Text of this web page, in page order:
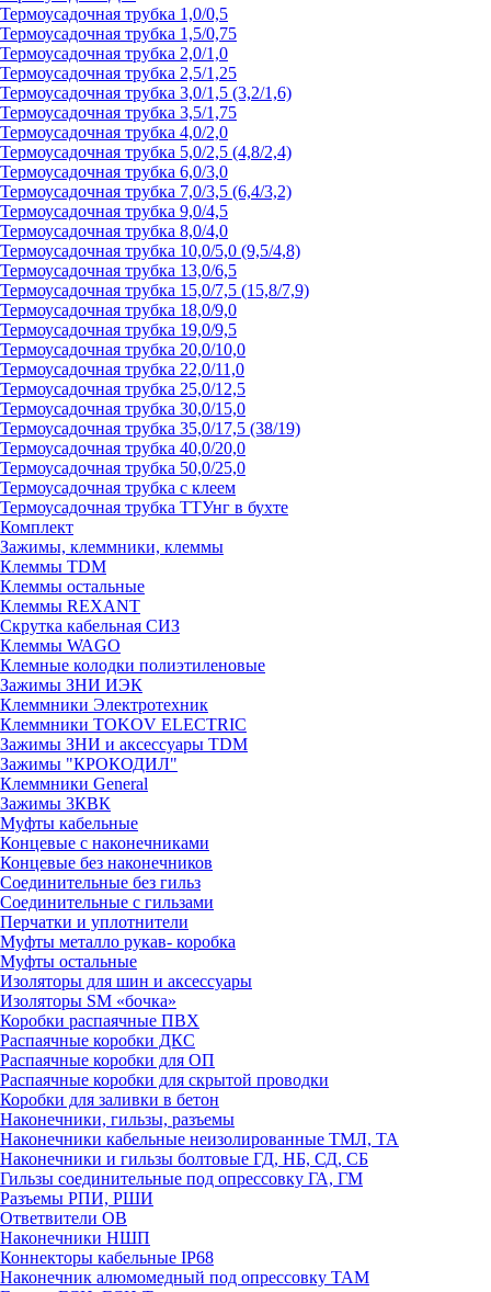
Термоусадочная трубка 1,0/0,5
Термоусадочная трубка 1,5/0,75
Термоусадочная трубка 2,0/1,0
Термоусадочная трубка 2,5/1,25
Термоусадочная трубка 3,0/1,5 (3,2/1,6)
Термоусадочная трубка 3,5/1,75
Термоусадочная трубка 4,0/2,0
Термоусадочная трубка 5,0/2,5 (4,8/2,4)
Термоусадочная трубка 6,0/3,0
Термоусадочная трубка 7,0/3,5 (6,4/3,2)
Термоусадочная трубка 9,0/4,5
Термоусадочная трубка 8,0/4,0
Термоусадочная трубка 10,0/5,0 (9,5/4,8)
Термоусадочная трубка 13,0/6,5
Термоусадочная трубка 15,0/7,5 (15,8/7,9)
Термоусадочная трубка 18,0/9,0
Термоусадочная трубка 19,0/9,5
Термоусадочная трубка 20,0/10,0
Термоусадочная трубка 22,0/11,0
Термоусадочная трубка 25,0/12,5
Термоусадочная трубка 30,0/15,0
Термоусадочная трубка 35,0/17,5 (38/19)
Термоусадочная трубка 40,0/20,0
Термоусадочная трубка 50,0/25,0
Термоусадочная трубка с клеем
Термоусадочная трубка ТТУнг в бухте
Комплект
Зажимы, клеммники, клеммы
Клеммы TDM
Клеммы остальные
Клеммы REXANT
Скрутка кабельная СИЗ
Клеммы WAGO
Клемные колодки полиэтиленовые
Зажимы ЗНИ ИЭК
Клеммники Электротехник
Клеммники TOKOV ELECTRIC
Зажимы ЗНИ и аксессуары TDM
Зажимы "КРОКОДИЛ"
Клеммники General
Зажимы 3КВК
Муфты кабельные
Концевые с наконечниками
Концевые без наконечников
Соединительные без гильз
Соединительные с гильзами
Перчатки и уплотнители
Муфты металло рукав- коробка
Муфты остальные
Изоляторы для шин и аксессуары
Изоляторы SM «бочка»
Коробки распаячные ПВХ
Распаячные коробки ДКС
Распаячные коробки для ОП
Распаячные коробки для скрытой проводки
Коробки для заливки в бетон
Наконечники, гильзы, разъемы
Наконечники кабельные неизолированные ТМЛ, ТА
Наконечники и гильзы болтовые ГД, НБ, СД, СБ
Гильзы соединительные под опрессовку ГА, ГМ
Разъемы РПИ, РШИ
Ответвители ОВ
Наконечники НШП
Коннекторы кабельные IP68
Наконечник алюмомедный под опрессовку ТАМ